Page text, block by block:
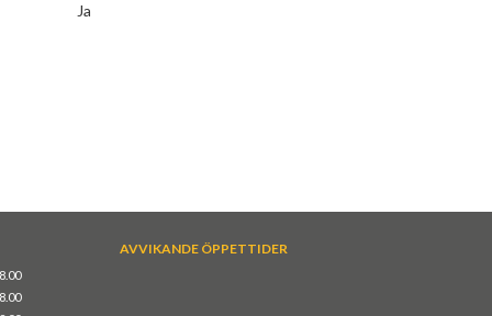
Ja
AVVIKANDE ÖPPETTIDER